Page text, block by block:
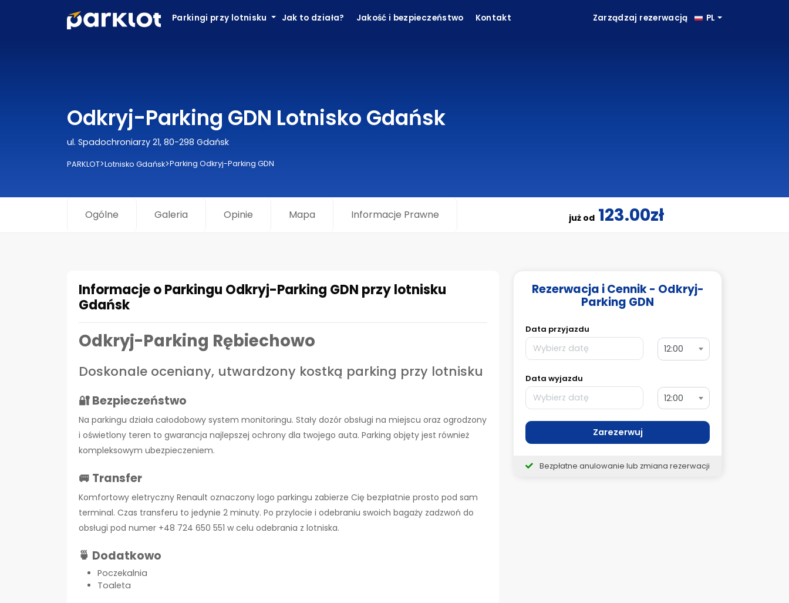
Parkingi przy lotnisku Jak to działa? Jakość i bezpieczeństwo Kontakt Zarządzaj rezerwacją PL
Odkryj-Parking GDN Lotnisko Gdańsk
ul. Spadochroniarzy 21, 80-298 Gdańsk
PARKLOT>Lotnisko Gdańsk>Parking Odkryj-Parking GDN
Ogólne Galeria Opinie Mapa Informacje Prawne już od 123.00zł
Informacje o Parkingu Odkryj-Parking GDN przy lotnisku
Gdańsk
Odkryj-Parking Rębiechowo
Doskonale oceniany, utwardzony kostką parking przy lotnisku
🔐 Bezpieczeństwo
Na parkingu działa całodobowy system monitoringu. Stały dozór obsługi na miejscu oraz ogrodzony
i oświetlony teren to gwarancja najlepszej ochrony dla twojego auta. Parking objęty jest również
kompleksowym ubezpieczeniem.
🚐 Transfer
Komfortowy eletryczny Renault oznaczony logo parkingu zabierze Cię bezpłatnie prosto pod sam
terminal. Czas transferu to jedynie 2 minuty. Po przylocie i odebraniu swoich bagaży zadzwoń do
obsługi pod numer +48 724 650 551 w celu odebrania z lotniska.
🍵 Dodatkowo
Poczekalnia
Toaleta
Rezerwacja i Cennik - Odkryj-
Parking GDN
Data przyjazdu
12:00
Data wyjazdu
12:00
Zarezerwuj
Bezpłatne anulowanie lub zmiana rezerwacji